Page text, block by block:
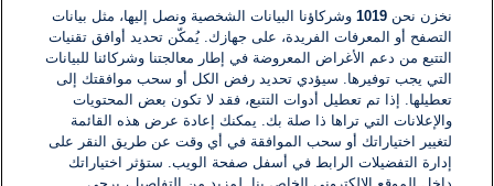
اكتب تعليقًا جديدًا ...
نخزن نحن1019 وشركاؤنا البيانات الشخصية ونصل إليها، مثل بيانات
التصفح أو المعرفات الفريدة، على جهازك. يُمكّن تحديد أوافق تقنيات
التتبع من دعم الأغراض المعروضة في إطار معالجتنا وشركائنا للبيانات
التي يجب توفيرها. سيؤدي تحديد رفض الكل أو سحب موافقتك إلى
تعطيلها. إذا تم تعطيل أدوات التتبع، فقد لا تكون بعض المحتويات
والإعلانات التي تراها ذا صلة بك. يمكنك إعادة عرض هذه القائمة
لتغيير اختياراتك أو سحب الموافقة في أي وقت عن طريق النقر على
إدارة التفضيلات الرابط في أسفل صفحة الويب. ستؤثر اختياراتك